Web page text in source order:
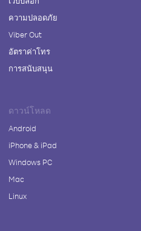
ความปลอดภัย
Viber Out
อัตราค่าโทร
การสนับสนุน
ดาวน์โหลด
Android
iPhone & iPad
Windows PC
Mac
Linux